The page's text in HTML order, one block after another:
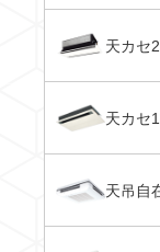
天カセ
天カセ
天吊自